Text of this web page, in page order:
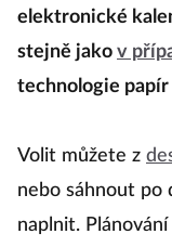
elektronické
stejně jako v
technologie
Volit můžete z
nebo sáhnout po
naplnit.